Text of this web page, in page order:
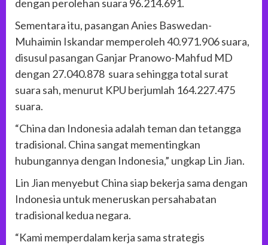
dengan perolehan suara 96.214.691.
Sementara itu, pasangan Anies Baswedan-
Muhaimin Iskandar memperoleh 40.971.906 suara,
disusul pasangan Ganjar Pranowo-Mahfud MD
dengan 27.040.878 suara sehingga total surat
suara sah, menurut KPU berjumlah 164.227.475
suara.
“China dan Indonesia adalah teman dan tetangga
tradisional. China sangat mementingkan
hubungannya dengan Indonesia,” ungkap Lin Jian.
Lin Jian menyebut China siap bekerja sama dengan
Indonesia untuk meneruskan persahabatan
tradisional kedua negara.
“Kami memperdalam kerja sama strategis